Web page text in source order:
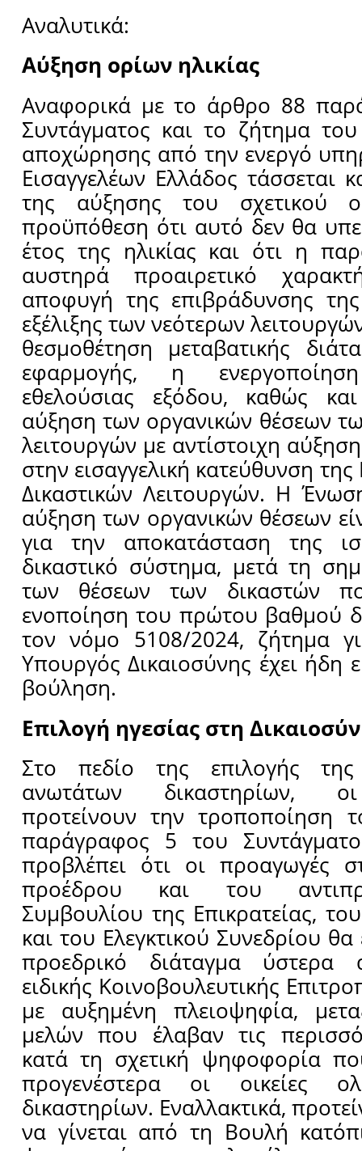
Αναλυτικά:
Αύξηση ορίων ηλικίας
Αναφορικά με το άρθρο 88
Συντάγματος και το ζήτημα του
αποχώρησης από την ενεργό
Εισαγγελέων Ελλάδος τάσσεται
της αύξησης του σχετικού
προϋπόθεση ότι αυτό δεν θα
έτος της ηλικίας και ότι η
αυστηρά προαιρετικό
αποφυγή της επιβράδυνσης
εξέλιξης των νεότερων
θεσμοθέτηση μεταβατικής
εφαρμογής, η ενεργοποίηση
εθελούσιας εξόδου, καθώς
αύξηση των οργανικών θέσεων
λειτουργών με αντίστοιχη
στην εισαγγελική κατεύθυνση
Δικαστικών Λειτουργών. Η
αύξηση των οργανικών θέσεων
για την αποκατάσταση της
δικαστικό σύστημα, μετά τη
των θέσεων των δικαστών
ενοποίηση του πρώτου βαθμού
τον νόμο 5108/2024, ζήτημα
Υπουργός Δικαιοσύνης έχει ήδη
βούληση.
Επιλογή ηγεσίας στη
Στο πεδίο της επιλογής
ανωτάτων δικαστηρίων, οι
προτείνουν την τροποποίηση
παράγραφος 5 του
προβλέπει ότι οι προαγωγές
προέδρου και του
Συμβουλίου της Επικρατείας,
και του Ελεγκτικού Συνεδρίου θα
προεδρικό διάταγμα
ειδικής Κοινοβουλευτικής
με αυξημένη πλειοψηφία,
μελών που έλαβαν τις
κατά τη σχετική ψηφοφορία
προγενέστερα οι οικείες
δικαστηρίων. Εναλλακτικά,
να γίνεται από τη Βουλή